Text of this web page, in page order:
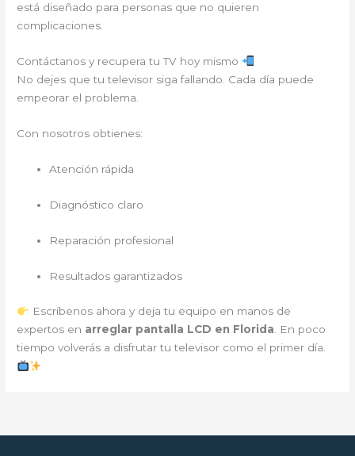
está diseñado para personas que no quieren
complicaciones.
Contáctanos y recupera tu TV hoy mismo
No dejes que tu televisor siga fallando. Cada día puede
empeorar el problema.
Con nosotros obtienes:
Atención rápida
Diagnóstico claro
Reparación profesional
Resultados garantizados
Escríbenos ahora y deja tu equipo en manos de
expertos en arreglar pantalla LCD en Florida. En poco
tiempo volverás a disfrutar tu televisor como el primer día.